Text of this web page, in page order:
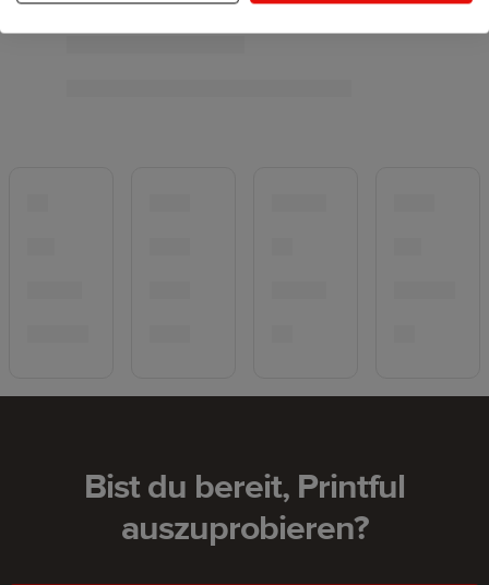
Bist du bereit, Printful
auszuprobieren?